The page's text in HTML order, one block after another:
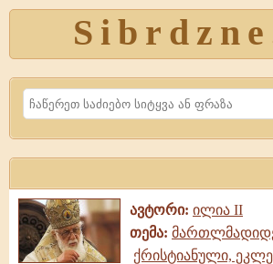
Search
ავტორი: ილია II
თემა:
ქრისტიანული,